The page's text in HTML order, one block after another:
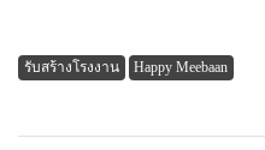
รับสร้างโรงงาน Happy Meebaan